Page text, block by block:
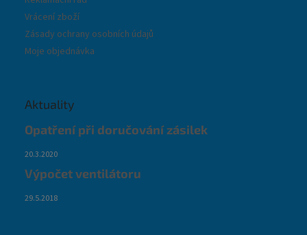
Vrácení zboží
Zásady ochrany osobních údajů
Moje objednávka
Aktuality
Opatření při doručování zásilek
20.3.2020
Výpočet ventilátoru
29.5.2018